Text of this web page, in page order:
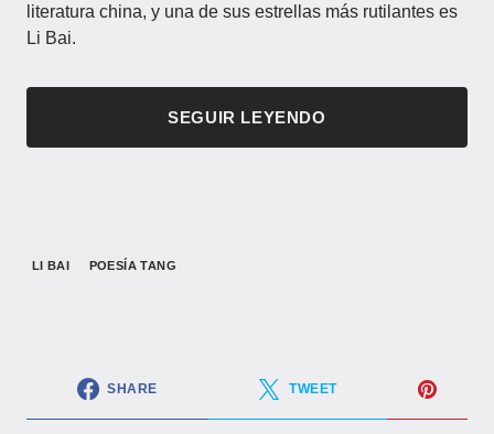
literatura china, y una de sus estrellas más rutilantes es
Li Bai.
SEGUIR LEYENDO
LI BAI POESÍA TANG
SHARE TWEET